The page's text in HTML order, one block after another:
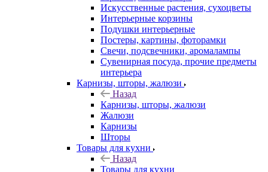
Искусственные растения, сухоцветы
Интерьерные корзины
Подушки интерьерные
Постеры, картины, фоторамки
Свечи, подсвечники, аромалампы
Сувенирная посуда, прочие предметы
интерьера
Карнизы, шторы, жалюзи
Назад
Карнизы, шторы, жалюзи
Жалюзи
Карнизы
Шторы
Товары для кухни
Назад
Товары для кухни